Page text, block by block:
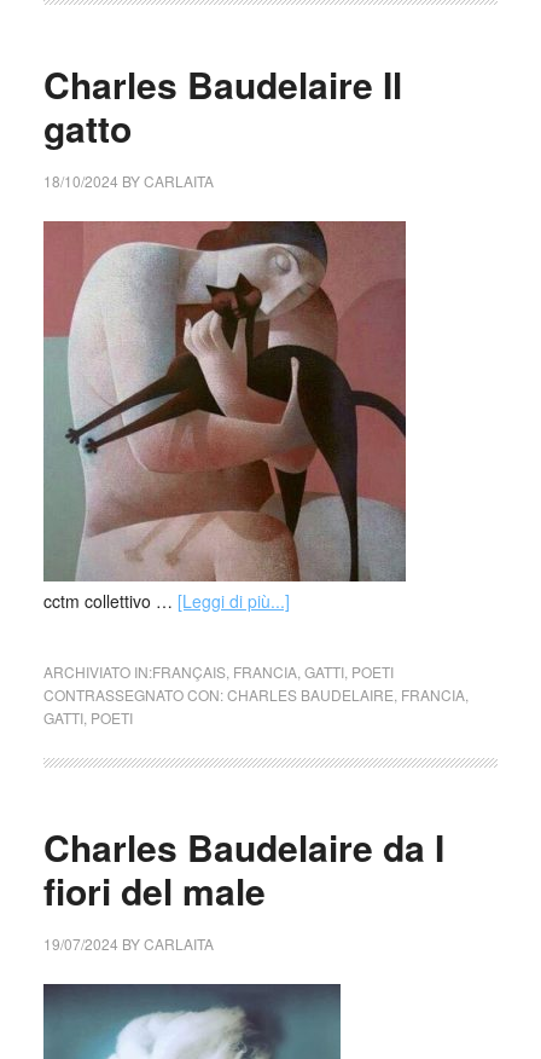
Charles Baudelaire Il
gatto
18/10/2024 BYCARLAITA
cctm collettivo … [Leggi di più...]
ARCHIVIATO IN:FRANÇAIS, FRANCIA, GATTI, POETI
CONTRASSEGNATO CON:CHARLES BAUDELAIRE FRANCIA,
GATTI, POETI
Charles Baudelaire da I
fiori del male
19/07/2024 BYCARLAITA